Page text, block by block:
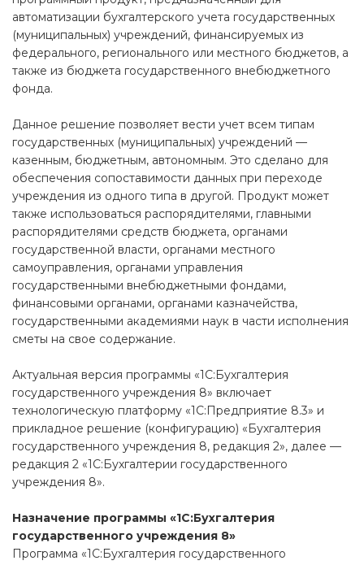
автоматизации бухгалтерского учета государственных
(муниципальных) учреждений, финансируемых из
федерального, регионального или местного бюджетов, а
также из бюджета государственного внебюджетного
фонда.
Данное решение позволяет вести учет всем типам
государственных (муниципальных) учреждений —
казенным, бюджетным, автономным. Это сделано для
обеспечения сопоставимости данных при переходе
учреждения из одного типа в другой. Продукт может
также использоваться распорядителями, главными
распорядителями средств бюджета, органами
государственной власти, органами местного
самоуправления, органами управления
государственными внебюджетными фондами,
финансовыми органами, органами казначейства,
государственными академиями наук в части исполнения
сметы на свое содержание.
Актуальная версия программы «1С:Бухгалтерия
государственного учреждения 8» включает
технологическую платформу «1С:Предприятие 8.3» и
прикладное решение (конфигурацию) «Бухгалтерия
государственного учреждения 8, редакция 2», далее —
редакция 2 «1С:Бухгалтерии государственного
учреждения 8».
Назначение программы «1С:Бухгалтерия
государственного учреждения 8»
Программа «1С:Бухгалтерия государственного